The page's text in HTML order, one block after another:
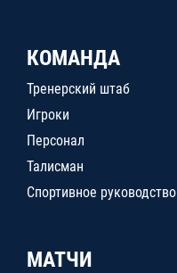
КОМАНДА
Тренерский штаб
Игроки
Персонал
Талисман
Спортивное руководство
МАТЧИ